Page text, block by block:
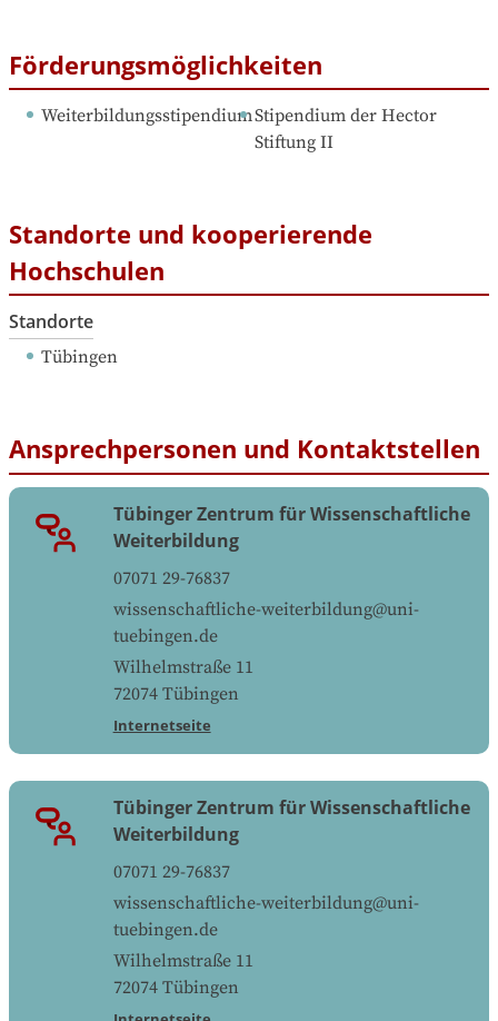
Förderungsmöglichkeiten
WeiterbildungsstipendiumStipendium der Hector
Stiftung II
Standorte und kooperierende
Hochschulen
Standorte
Tübingen
Ansprechpersonen und Kontaktstellen
Tübinger Zentrum für Wissenschaftliche
Weiterbildung
07071 29-76837
wissenschaftliche-weiterbildung@uni-
tuebingen.de
Wilhelmstraße 11
72074 Tübingen
Internetseite
Tübinger Zentrum für Wissenschaftliche
Weiterbildung
07071 29-76837
wissenschaftliche-weiterbildung@uni-
tuebingen.de
Wilhelmstraße 11
72074 Tübingen